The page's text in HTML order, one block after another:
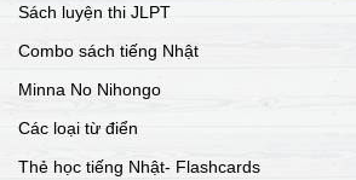
Sách luyện thi JLPT
Combo sách tiếng Nhật
Minna No Nihongo
Các loại từ điển
Thẻ học tiếng Nhật- Flashcards